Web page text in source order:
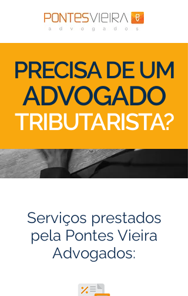
PRECISA DE UM
ADVOGADO
TRIBUTARISTA?
Serviços prestados
pela Pontes Vieira
Advogados: